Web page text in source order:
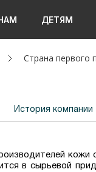
ДЕТЯМ
Страна первого
История компании
кожи
в сырьевой